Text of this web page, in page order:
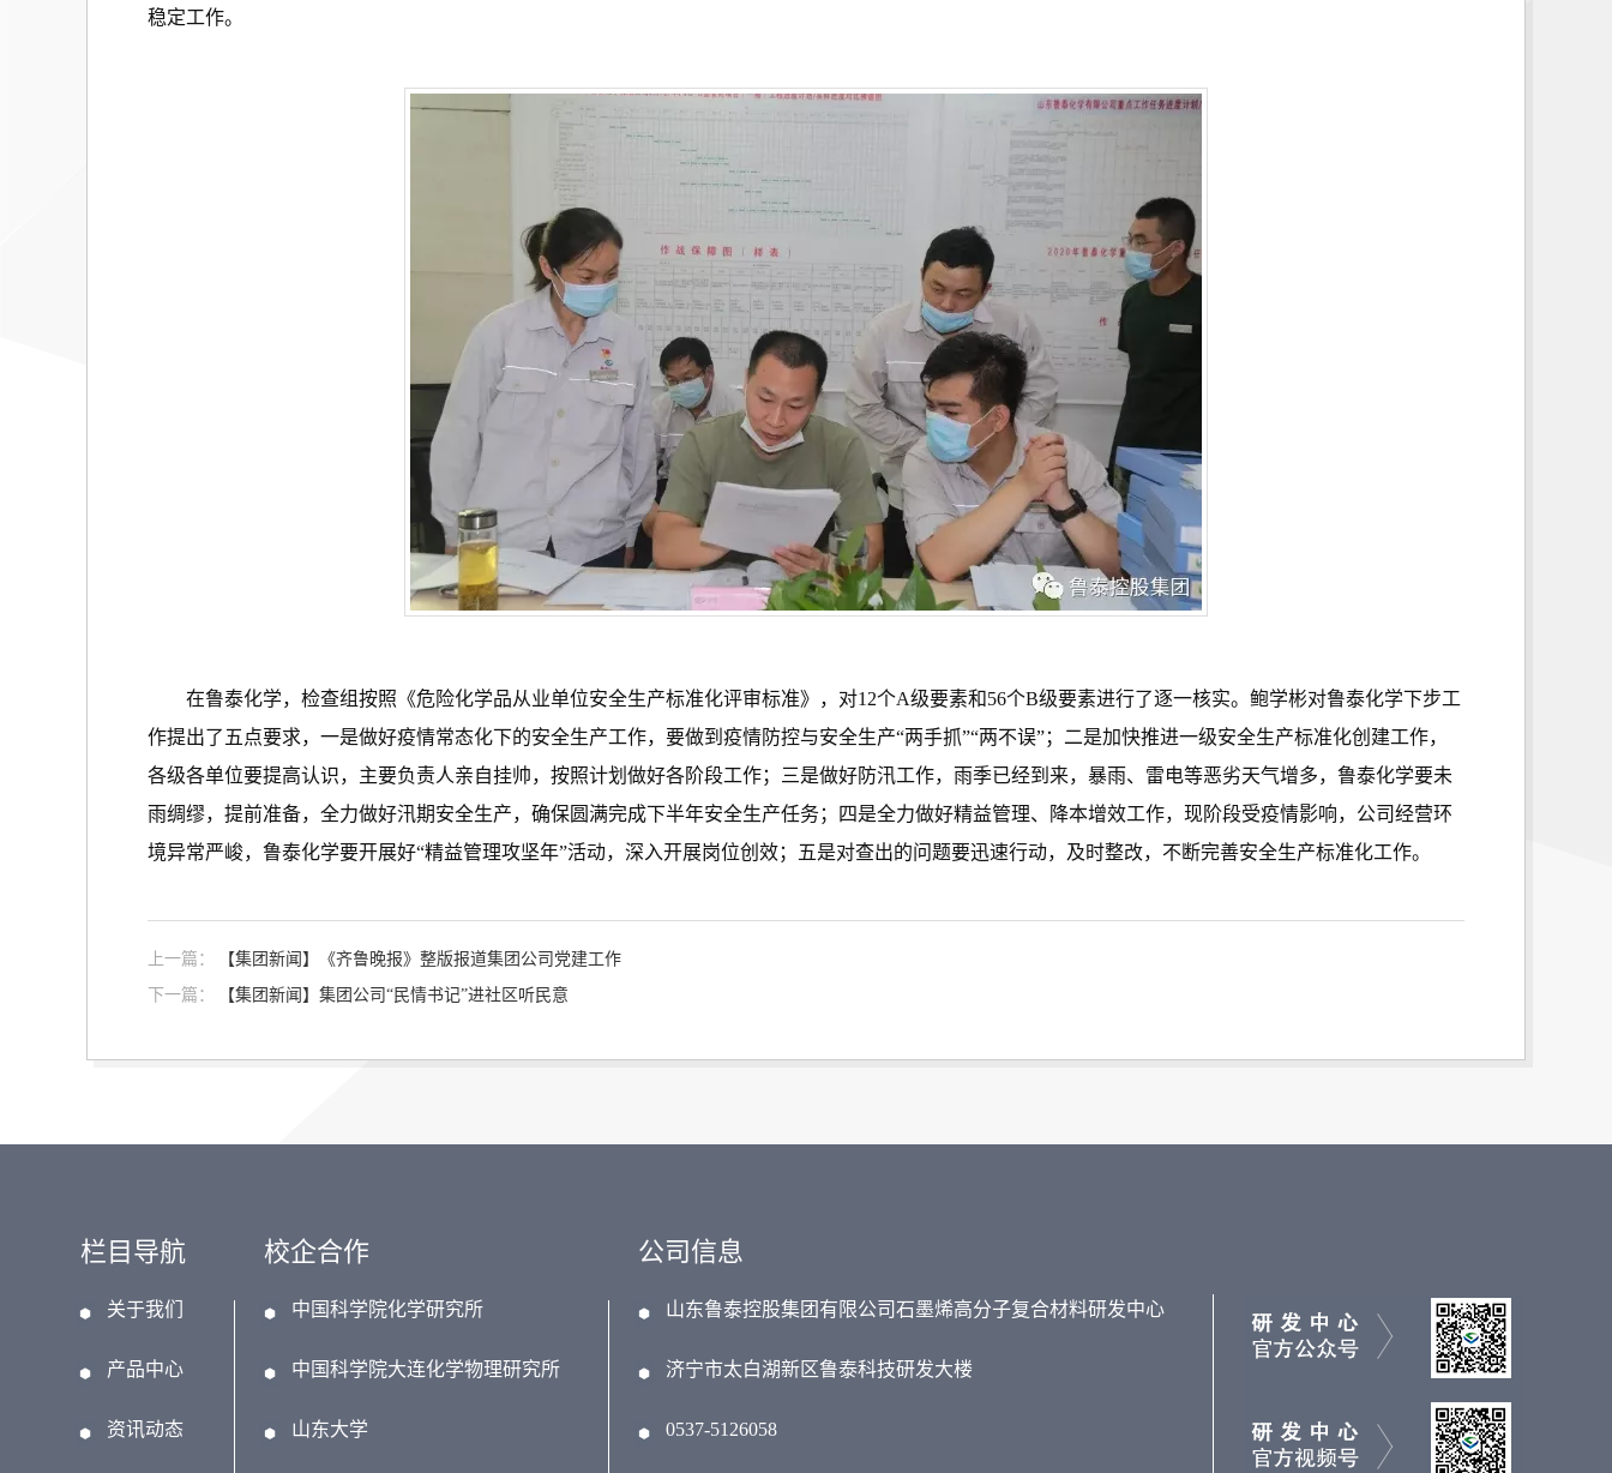
稳定工作。
在鲁泰化学，检查组按照《危险化学品从业单位安全生产标准化评审标准》，对12个A级要素和56个B级要素进行了逐一核实。鲍学彬对鲁泰化学下步工
作提出了五点要求，一是做好疫情常态化下的安全生产工作，要做到疫情防控与安全生产“两手抓”“两不误”；二是加快推进一级安全生产标准化创建工作，
各级各单位要提高认识，主要负责人亲自挂帅，按照计划做好各阶段工作；三是做好防汛工作，雨季已经到来，暴雨、雷电等恶劣天气增多，鲁泰化学要未
雨绸缪，提前准备，全力做好汛期安全生产，确保圆满完成下半年安全生产任务；四是全力做好精益管理、降本增效工作，现阶段受疫情影响，公司经营环
境异常严峻，鲁泰化学要开展好“精益管理攻坚年”活动，深入开展岗位创效；五是对查出的问题要迅速行动，及时整改，不断完善安全生产标准化工作。
上一篇：
【集团新闻】《齐鲁晚报》整版报道集团公司党建工作
下一篇：
【集团新闻】集团公司“民情书记”进社区听民意
栏目导航
关于我们
产品中心
资讯动态
校企合作
中国科学院化学研究所
中国科学院大连化学物理研究所
山东大学
公司信息
山东鲁泰控股集团有限公司石墨烯高分子复合材料研发中心
济宁市太白湖新区鲁泰科技研发大楼
0537-5126058